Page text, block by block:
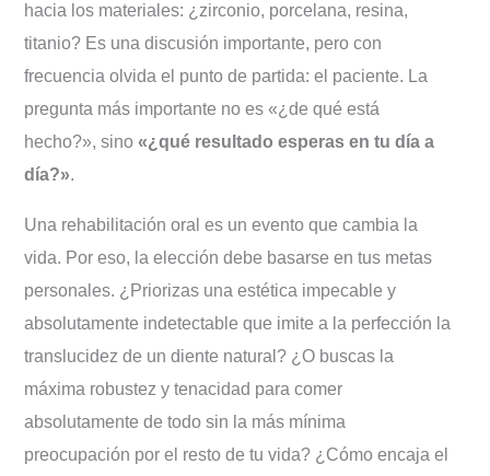
hacia los materiales: ¿zirconio, porcelana, resina,
titanio? Es una discusión importante, pero con
frecuencia olvida el punto de partida: el paciente. La
pregunta más importante no es «¿de qué está
hecho?», sino«¿qué resultado esperas en tu día a
día?».
Una rehabilitación oral es un evento que cambia la
vida. Por eso, la elección debe basarse en tus metas
personales. ¿Priorizas una estética impecable y
absolutamente indetectable que imite a la perfección la
translucidez de un diente natural? ¿O buscas la
máxima robustez y tenacidad para comer
absolutamente de todo sin la más mínima
preocupación por el resto de tu vida? ¿Cómo encaja el